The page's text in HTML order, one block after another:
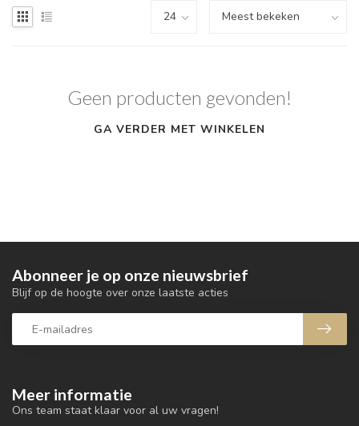
Geen producten gevonden!
GA VERDER MET WINKELEN
Meer informatie
Ons team staat klaar voor al uw vragen!
Abonneer je op onze nieuwsbrief
Blijf op de hoogte over onze laatste acties